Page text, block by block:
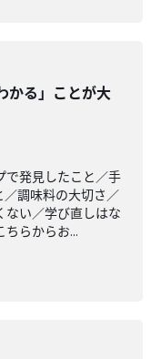
る」ことが大
で発見したこと／手
／調味料の大切さ／
ない／学び直しはな
らからお...